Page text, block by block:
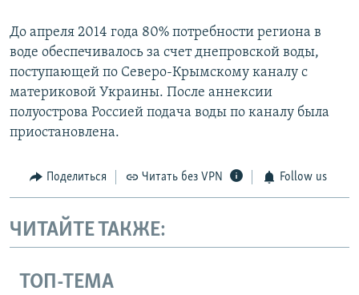
До апреля 2014 года 80% потребности региона в
воде обеспечивалось за счет днепровской воды,
поступающей по Северо-Крымскому каналу с
материковой Украины. После аннексии
полуострова Россией подача воды по каналу была
приостановлена.
Поделиться Читать без VPN Follow us
ЧИТАЙТЕ ТАКЖЕ:
ТОП-ТЕМА